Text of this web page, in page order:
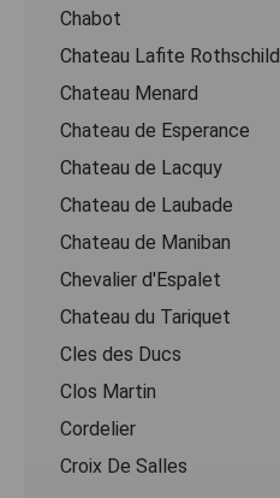
Chabot
Chateau Lafite Rothschild
Chateau Menard
Chateau de Esperance
Chateau de Lacquy
Chateau de Laubade
Chateau de Maniban
Chevalier d'Espalet
Chаteau du Tariquet
Cles des Ducs
Clos Martin
Cordelier
Croix De Salles